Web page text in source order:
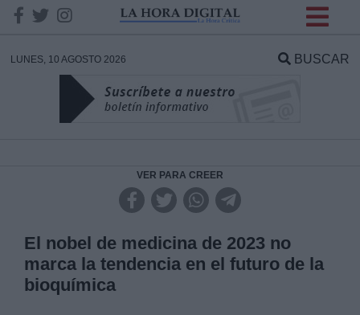
LUNES, 10 AGOSTO 2026 BUSCAR
VER PARA CREER
El nobel de medicina de 2023 no
marca la tendencia en el futuro de la
bioquímica
DATOS
Responsable:
Legitimación: